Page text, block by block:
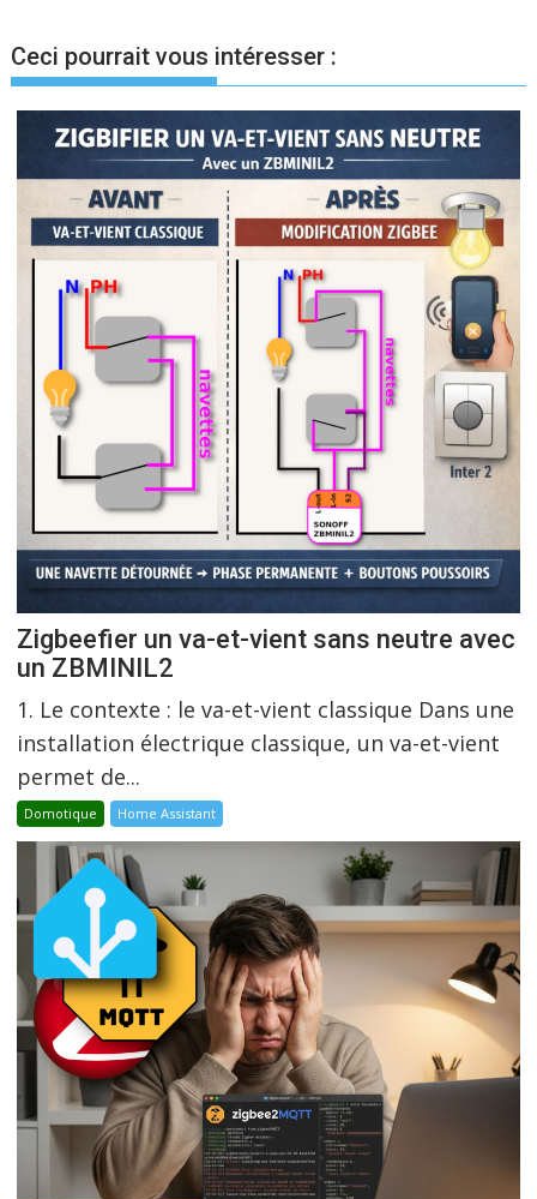
Ceci pourrait vous intéresser :
Zigbeefier un va-et-vient sans neutre avec
un ZBMINIL2
1. Le contexte : le va-et-vient classique Dans une
installation électrique classique, un va-et-vient
permet de...
Domotique Home Assistant